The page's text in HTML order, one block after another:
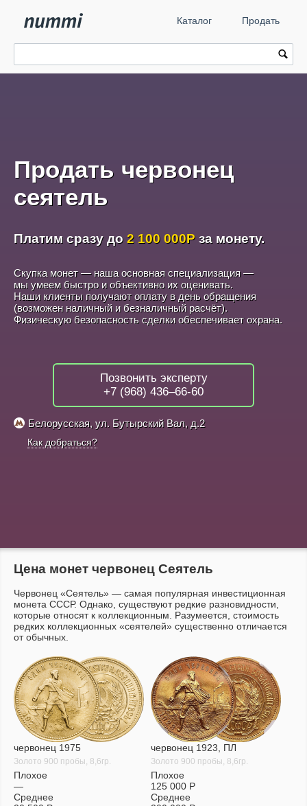
Каталог Продать
Продать червонец
сеятель
Платим сразу до 2 100 000Р за монету.
Скупка монет — наша основная специализация —
мы умеем быстро и объективно их оценивать.
Наши клиенты получают оплату в день обращения
(возможен наличный и безналичный расчёт).
Физическую безопасность сделки обеспечивает охрана.
Позвонить эксперту
+7 (968) 436–66-60
Белорусская, ул. Бутырский Вал, д.2
Как добраться?
Цена монет червонец Сеятель
Червонец «Сеятель» — самая популярная инвестиционная
монета СССР. Однако, существуют редкие разновидности,
которые относят к коллекционным. Разумеется, стоимость
редких коллекционных «сеятелей» существенно отличается
от обычных.
червонец 1975
Золото 900 пробы, 8,6гр.
Плохое
—
Среднее
червонец 1923, ПЛ
Золото 900 пробы, 8,6гр.
Плохое
125 000 Р
Среднее